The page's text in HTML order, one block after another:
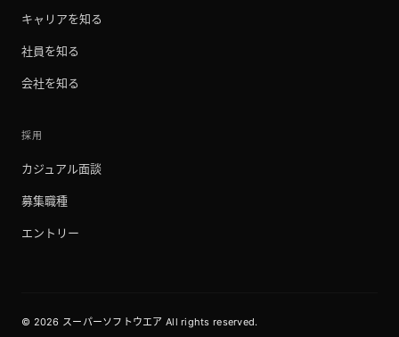
キャリアを知る
社員を知る
会社を知る
採用
カジュアル面談
募集職種
エントリー
© 2026 スーパーソフトウエア All rights reserved.